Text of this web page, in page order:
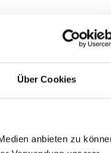
Über Cookies
anbieten zu
- sie
Im